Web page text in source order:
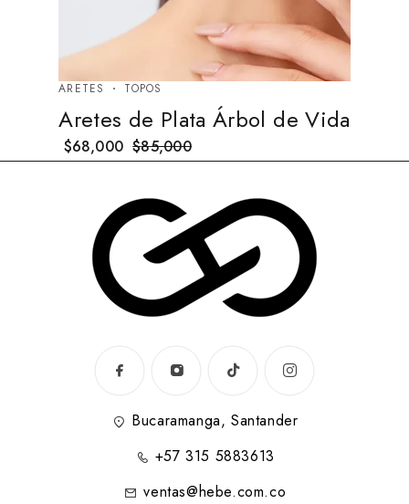
ARETES TOPOS
Aretes de Plata Árbol de Vida
$85,000
$68,000
Bucaramanga, Santander
+57 315 5883613
ventas@hebe.com.co